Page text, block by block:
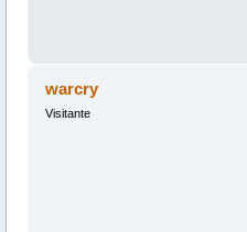
warcry
Visitante